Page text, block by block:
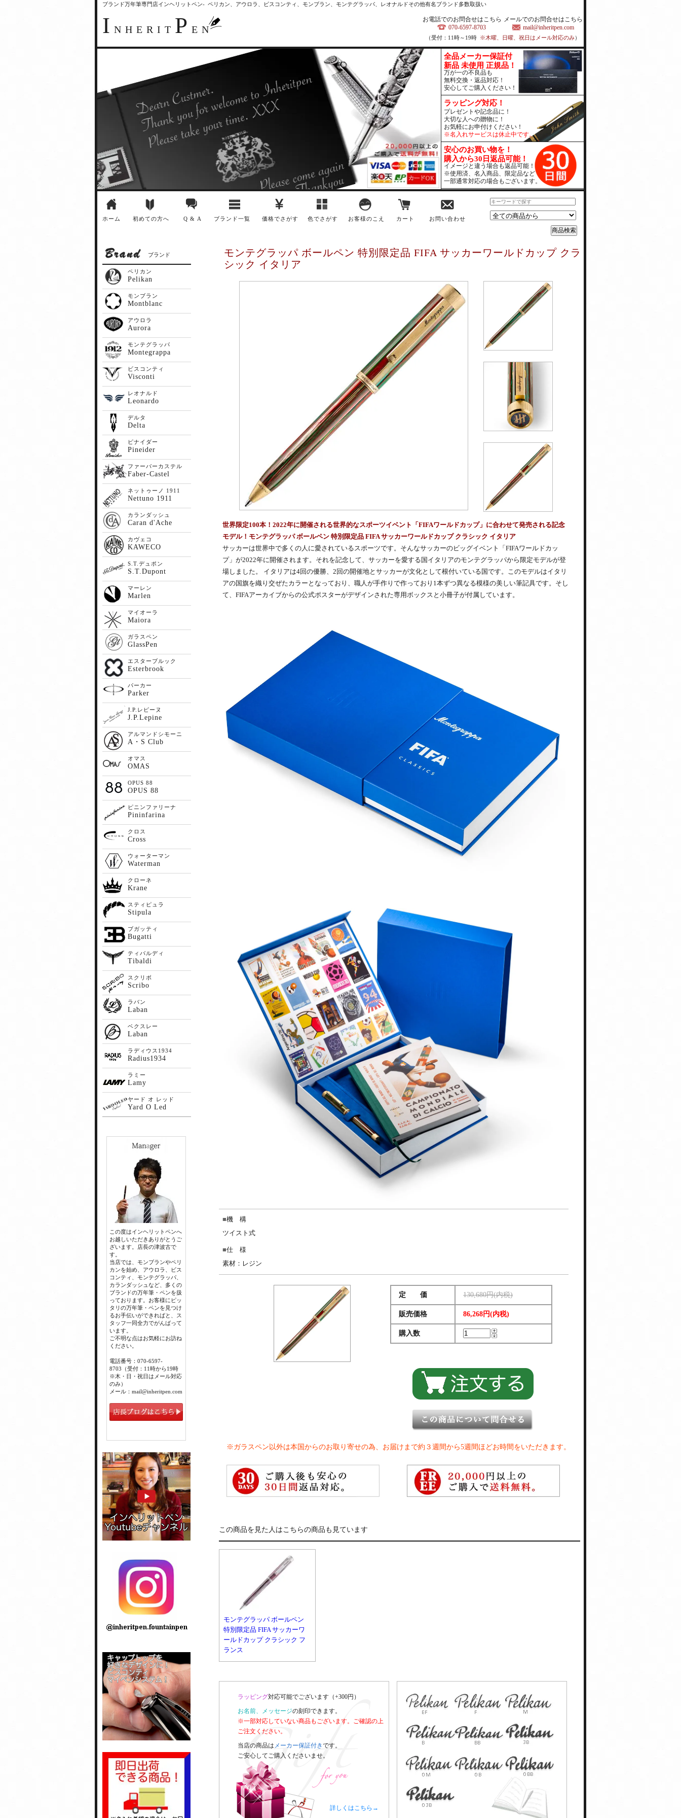
ブランド万年筆専門店インヘリットペン- ペリカン、アウロラ、ビスコンティ、モンブラン、モンテグラッパ、レオナルドその他有名ブランド多数取扱い
I NHERIT P EN
お電話でのお問合せはこちら
070-6597-8703
メールでのお問合せはこちら
mail@inheritpen.com
（受付：11時～19時 ※木曜、日曜、祝日はメール対応のみ）
全品メーカー保証付
新品 未使用 正規品！
万が一の不良品も
無料交換・返品対応！
安心してご購入ください！
ラッピング対応！
プレゼントや記念品に！
大切な人への贈物に！
お気軽にお申付けください！
※名入れサービスは休止中です。
安心のお買い物を！
購入から30日返品可能！
イメージと違う場合も返品可能！
※使用済、名入商品、限定品など
一部通常対応の場合もございます。
ホーム 初めての方へ Q & A ブランド一覧 価格でさがす 色でさがす お客様のこえ カート お問い合わせ
モンテグラッパ ボールペン 特別限定品 FIFA サッカーワールドカップ クラ
シック イタリア
世界限定100本！2022年に開催される世界的なスポーツイベント「FIFAワールドカップ」に合わせて発売される記念
モデル！モンテグラッパ ボールペン 特別限定品 FIFA サッカーワールドカップ クラシック イタリア
サッカーは世界中で多くの人に愛されているスポーツです。そんなサッカーのビッグイベント「FIFAワールドカッ
プ」が2022年に開催されます。それを記念して、サッカーを愛する国イタリアのモンテグラッパから限定モデルが登
場しました。 イタリアは4回の優勝、2回の開催地とサッカーが文化として根付いている国です。このモデルはイタリ
アの国旗を織り交ぜたカラーとなっており、職人が手作りで作っており1本ずつ異なる模様の美しい筆記具です。そし
て、FIFAアーカイブからの公式ポスターがデザインされた専用ボックスと小冊子が付属しています。
機 構
ツイスト式
仕 様
素材：レジン
定 価 130,680円(内税)
販売価格 86,268円(内税)
購入数
※ガラスペン以外は本国からのお取り寄せの為、お届けまで約３週間から5週間ほどお時間をいただきます。
この商品を見た人はこちらの商品も見ています
モンテグラッパ ボールペン
特別限定品 FIFA サッカーワ
ールドカップ クラシック フ
ランス
ラッピング対応可能でございます（+300円）
お名前、メッセージの刻印できます。
※一部対応していない商品もございます。ご確認の上
ご注文ください。
当店の商品は メーカー保証付きです。
ご安心してご購入くださいませ。
詳しくはこちら→
ブランド
ペリカン
Pelikan
モンブラン
Montblanc
アウロラ
Aurora
モンテグラッパ
Montegrappa
ビスコンティ
Visconti
レオナルド
Leonardo
デルタ
Delta
ピナイダー
Pineider
ファーバーカステル
Faber-Castel
ネットゥーノ 1911
Nettuno 1911
カランダッシュ
Caran d'Ache
カヴェコ
KAWECO
S.T.デュポン
S.T.Dupont
マーレン
Marlen
マイオーラ
Maiora
ガラスペン
GlassPen
エスターブルック
Esterbrook
パーカー
Parker
J.P.レピーヌ
J.P.Lepine
アルマンドシモーニ
A・S Club
オマス
OMAS
OPUS 88
OPUS 88
ピニンファリーナ
Pininfarina
クロス
Cross
ウォーターマン
Waterman
クローネ
Krane
スティピュラ
Stipula
ブガッティ
Bugatti
ティバルディ
Tibaldi
スクリボ
Scribo
ラバン
Laban
ベクスレー
Laban
ラディウス1934
Radius1934
ラミー
Lamy
ヤード オ レッド
Yard O Led
この度はインヘリットペンへ
お越しいただきありがとうご
ざいます。店長の津波古で
す。
当店では、モンブランやペリ
カンを始め、アウロラ、ビス
コンティ、モンテグラッパ、
カランダッシュなど、多くの
ブランドの万年筆・ペンを扱
っております。お客様にピッ
タリの万年筆・ペンを見つけ
るお手伝いができればと、ス
タッフ一同全力でがんばって
います。
ご不明な点はお気軽にお訪ね
ください。
電話番号：070-6597-
8703（受付：11時から19時
※木・日・祝日はメール対応
のみ）
メール：mail@inheritpen.com